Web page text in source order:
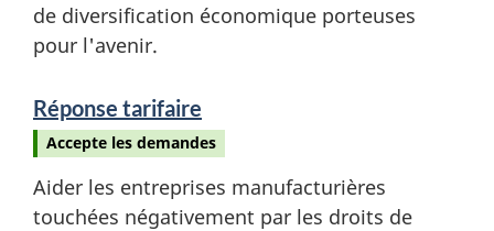
de diversification économique porteuses
pour l'avenir.
Réponse tarifaire
Accepte les demandes
Aider les entreprises manufacturières
touchées négativement par les droits de